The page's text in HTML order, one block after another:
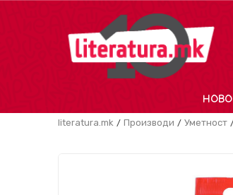
НОВО
literatura.mk Производи Уметност